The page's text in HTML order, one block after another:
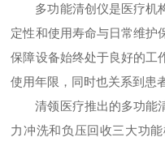
多功能清创仪是医疗机
定性和使用寿命与日常维护
保障设备始终处于良好的工
使用年限，同时也关系到患
清领医疗推出的多功能
力冲洗和负压回收三大功